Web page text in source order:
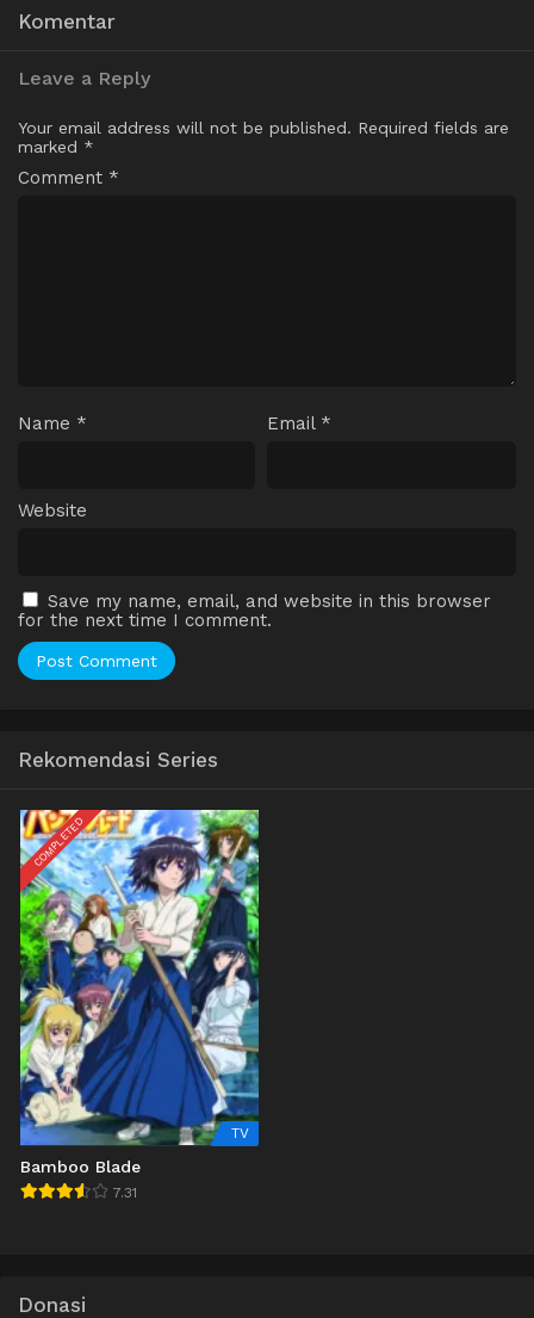
Komentar
Leave a Reply
Your email address will not be published. Required fields are
marked *
Comment *
Name * Email *
Website
Save my name, email, and website in this browser
for the next time I comment.
Rekomendasi Series
COMPLETED
TV
Bamboo Blade
7.31
Donasi